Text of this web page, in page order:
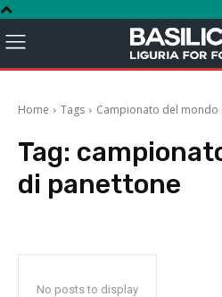
Home Tags Campionato del mondo
Tag:
di panettone
No posts to display